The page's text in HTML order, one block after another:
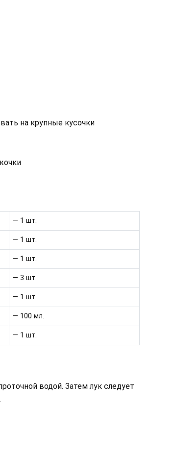
на крупные кусочки
— 1 шт.
— 1 шт.
— 1 шт.
— 3 шт.
— 1 шт.
— 100 мл.
— 1 шт.
водой. Затем лук следует